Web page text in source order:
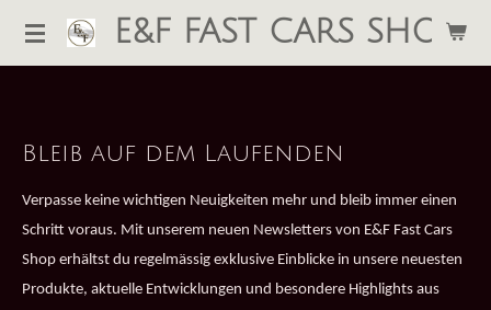
Zum
E&F FAST CARS SHOP
Bleib auf dem Laufenden
Verpasse keine wichtigen Neuigkeiten mehr und bleib immer einen
Schritt voraus. Mit unserem neuen Newsletters von E&F Fast Cars
Shop erhältst du regelmässig exklusive Einblicke in unsere neuesten
Produkte, aktuelle Entwicklungen und besondere Highlights aus